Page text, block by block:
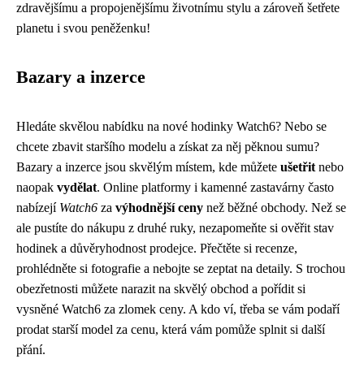
zdravějšímu a propojenějšímu životnímu stylu a zároveň šetřete
planetu i svou peněženku!
Bazary a inzerce
Hledáte skvělou nabídku na nové hodinky Watch6? Nebo se
chcete zbavit staršího modelu a získat za něj pěknou sumu?
Bazary a inzerce jsou skvělým místem, kde můžete ušetřit nebo
naopak vydělat. Online platformy i kamenné zastavárny často
nabízejí Watch6 za výhodnější ceny než běžné obchody. Než se
ale pustíte do nákupu z druhé ruky, nezapomeňte si ověřit stav
hodinek a důvěryhodnost prodejce. Přečtěte si recenze,
prohlédněte si fotografie a nebojte se zeptat na detaily. S trochou
obezřetnosti můžete narazit na skvělý obchod a pořídit si
vysněné Watch6 za zlomek ceny. A kdo ví, třeba se vám podaří
prodat starší model za cenu, která vám pomůže splnit si další
přání.